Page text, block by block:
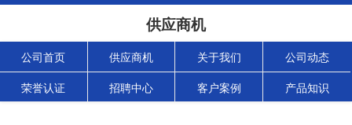
供应商机
公司首页 供应商机 关于我们 公司动态
荣誉认证 招聘中心 客户案例 产品知识